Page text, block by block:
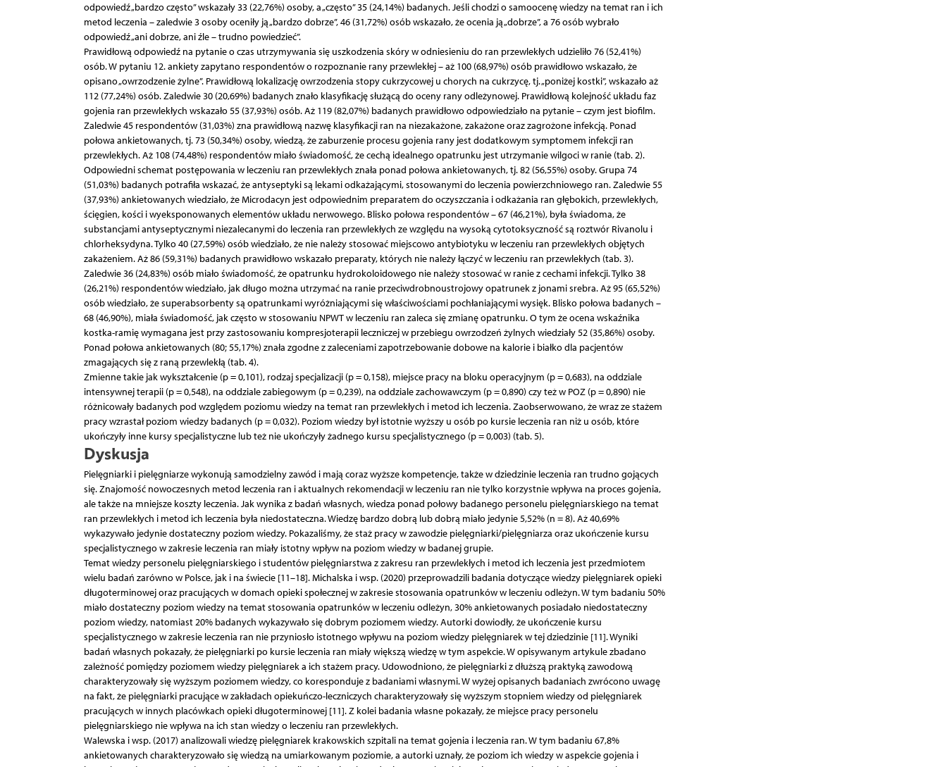
odpowiedź „bardzo często” wskazały 33 (22,76%) osoby, a „często” 35 (24,14%) badanych. Jeśli chodzi o samoocenę wiedzy na temat ran i ich
metod leczenia – zaledwie 3 osoby oceniły ją „bardzo dobrze”, 46 (31,72%) osób wskazało, że ocenia ją „dobrze”, a 76 osób wybrało
odpowiedź „ani dobrze, ani źle – trudno powiedzieć”.
Prawidłową odpowiedź na pytanie o czas utrzymywania się uszkodzenia skóry w odniesieniu do ran przewlekłych udzieliło 76 (52,41%)
osób. W pytaniu 12. ankiety zapytano respondentów o rozpoznanie rany przewlekłej – aż 100 (68,97%) osób prawidłowo wskazało, że
opisano „owrzodzenie żylne”. Prawidłową lokalizację owrzodzenia stopy cukrzycowej u chorych na cukrzycę, tj. „poniżej kostki”, wskazało aż
112 (77,24%) osób. Zaledwie 30 (20,69%) badanych znało klasyfikację służącą do oceny rany odleżynowej. Prawidłową kolejność układu faz
gojenia ran przewlekłych wskazało 55 (37,93%) osób. Aż 119 (82,07%) badanych prawidłowo odpowiedziało na pytanie – czym jest biofilm.
Zaledwie 45 respondentów (31,03%) zna prawidłową nazwę klasyfikacji ran na niezakażone, zakażone oraz zagrożone infekcją. Ponad
połowa ankietowanych, tj. 73 (50,34%) osoby, wiedzą, że zaburzenie procesu gojenia rany jest dodatkowym symptomem infekcji ran
przewlekłych. Aż 108 (74,48%) respondentów miało świadomość, że cechą idealnego opatrunku jest utrzymanie wilgoci w ranie (tab. 2).
Odpowiedni schemat postępowania w leczeniu ran przewlekłych znała ponad połowa ankietowanych, tj. 82 (56,55%) osoby. Grupa 74
(51,03%) badanych potrafiła wskazać, że antyseptyki są lekami odkażającymi, stosowanymi do leczenia powierzchniowego ran. Zaledwie 55
(37,93%) ankietowanych wiedziało, że Microdacyn jest odpowiednim preparatem do oczyszczania i odkażania ran głębokich, przewlekłych,
ścięgien, kości i wyeksponowanych elementów układu nerwowego. Blisko połowa respondentów – 67 (46,21%), była świadoma, że
substancjami antyseptycznymi niezalecanymi do leczenia ran przewlekłych ze względu na wysoką cytotoksyczność są roztwór Rivanolu i
chlorheksydyna. Tylko 40 (27,59%) osób wiedziało, że nie należy stosować miejscowo antybiotyku w leczeniu ran przewlekłych objętych
zakażeniem. Aż 86 (59,31%) badanych prawidłowo wskazało preparaty, których nie należy łączyć w leczeniu ran przewlekłych (tab. 3).
Zaledwie 36 (24,83%) osób miało świadomość, że opatrunku hydrokoloidowego nie należy stosować w ranie z cechami infekcji. Tylko 38
(26,21%) respondentów wiedziało, jak długo można utrzymać na ranie przeciwdrobnoustrojowy opatrunek z jonami srebra. Aż 95 (65,52%)
osób wiedziało, że superabsorbenty są opatrunkami wyróżniającymi się właściwościami pochłaniającymi wysięk. Blisko połowa badanych –
68 (46,90%), miała świadomość, jak często w stosowaniu NPWT w leczeniu ran zaleca się zmianę opatrunku. O tym że ocena wskaźnika
kostka-ramię wymagana jest przy zastosowaniu kompresjoterapii leczniczej w przebiegu owrzodzeń żylnych wiedziały 52 (35,86%) osoby.
Ponad połowa ankietowanych (80; 55,17%) znała zgodne z zaleceniami zapotrzebowanie dobowe na kalorie i białko dla pacjentów
zmagających się z raną przewlekłą (tab. 4).
Zmienne takie jak wykształcenie (p = 0,101), rodzaj specjalizacji (p = 0,158), miejsce pracy na bloku operacyjnym (p = 0,683), na oddziale
intensywnej terapii (p = 0,548), na oddziale zabiegowym (p = 0,239), na oddziale zachowawczym (p = 0,890) czy też w POZ (p = 0,890) nie
różnicowały badanych pod względem poziomu wiedzy na temat ran przewlekłych i metod ich leczenia. Zaobserwowano, że wraz ze stażem
pracy wzrastał poziom wiedzy badanych (p = 0,032). Poziom wiedzy był istotnie wyższy u osób po kursie leczenia ran niż u osób, które
ukończyły inne kursy specjalistyczne lub też nie ukończyły żadnego kursu specjalistycznego (p = 0,003) (tab. 5).
Dyskusja
Pielęgniarki i pielęgniarze wykonują samodzielny zawód i mają coraz wyższe kompetencje, także w dziedzinie leczenia ran trudno gojących
się. Znajomość nowoczesnych metod leczenia ran i aktualnych rekomendacji w leczeniu ran nie tylko korzystnie wpływa na proces gojenia,
ale także na mniejsze koszty leczenia. Jak wynika z badań własnych, wiedza ponad połowy badanego personelu pielęgniarskiego na temat
ran przewlekłych i metod ich leczenia była niedostateczna. Wiedzę bardzo dobrą lub dobrą miało jedynie 5,52% (n = 8). Aż 40,69%
wykazywało jedynie dostateczny poziom wiedzy. Pokazaliśmy, że staż pracy w zawodzie pielęgniarki/pielęgniarza oraz ukończenie kursu
specjalistycznego w zakresie leczenia ran miały istotny wpływ na poziom wiedzy w badanej grupie.
Temat wiedzy personelu pielęgniarskiego i studentów pielęgniarstwa z zakresu ran przewlekłych i metod ich leczenia jest przedmiotem
wielu badań zarówno w Polsce, jak i na świecie [11–18]. Michalska i wsp. (2020) przeprowadzili badania dotyczące wiedzy pielęgniarek opieki
długoterminowej oraz pracujących w domach opieki społecznej w zakresie stosowania opatrunków w leczeniu odleżyn. W tym badaniu 50%
miało dostateczny poziom wiedzy na temat stosowania opatrunków w leczeniu odleżyn, 30% ankietowanych posiadało niedostateczny
poziom wiedzy, natomiast 20% badanych wykazywało się dobrym poziomem wiedzy. Autorki dowiodły, że ukończenie kursu
specjalistycznego w zakresie leczenia ran nie przyniosło istotnego wpływu na poziom wiedzy pielęgniarek w tej dziedzinie [11]. Wyniki
badań własnych pokazały, że pielęgniarki po kursie leczenia ran miały większą wiedzę w tym aspekcie. W opisywanym artykule zbadano
zależność pomiędzy poziomem wiedzy pielęgniarek a ich stażem pracy. Udowodniono, że pielęgniarki z dłuższą praktyką zawodową
charakteryzowały się wyższym poziomem wiedzy, co koresponduje z badaniami własnymi. W wyżej opisanych badaniach zwrócono uwagę
na fakt, że pielęgniarki pracujące w zakładach opiekuńczo-leczniczych charakteryzowały się wyższym stopniem wiedzy od pielęgniarek
pracujących w innych placówkach opieki długoterminowej [11]. Z kolei badania własne pokazały, że miejsce pracy personelu
pielęgniarskiego nie wpływa na ich stan wiedzy o leczeniu ran przewlekłych.
Walewska i wsp. (2017) analizowali wiedzę pielęgniarek krakowskich szpitali na temat gojenia i leczenia ran. W tym badaniu 67,8%
ankietowanych charakteryzowało się wiedzą na umiarkowanym poziomie, a autorki uznały, że poziom ich wiedzy w aspekcie gojenia i